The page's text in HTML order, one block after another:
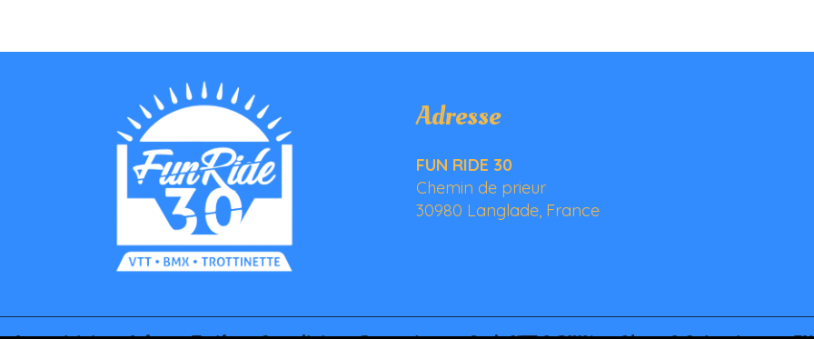
Adresse
FUN RIDE 30
Chemin de prieur
30980 Langlade, France